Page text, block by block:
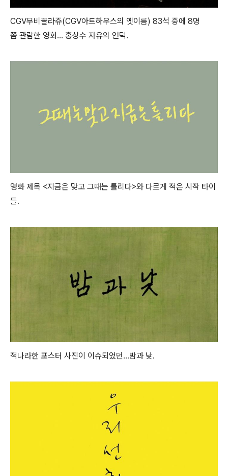
CGV무비꼴라쥬(CGV아트하우스의 옛이름) 83석 중에 8명
쯤 관람한 영화... 홍상수 자유의 언덕.
영화 제목 <지금은 맞고 그때는 틀리다>와 다르게 적은 시작 타이
틀.
적나라한 포스터 사진이 이슈되었던...밤과 낮.